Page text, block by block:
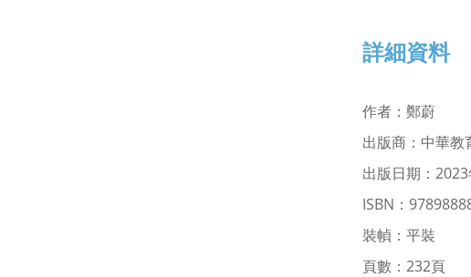
詳細資料
作者：鄭蔚
出版商： 中華教
出版日期：
ISBN ：
裝幀：平裝
頁數：232頁